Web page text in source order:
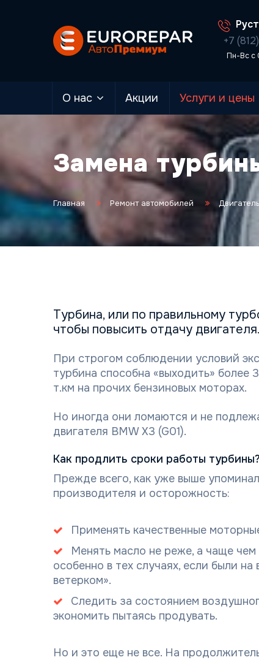
+7
Пн-Вс с
О нас Акции Услуги и цены
Замена
Главная Ремонт автомобилей Двигатель
Турбина, или по правильному
чтобы повысить отдачу
При строгом соблюдении условий
турбина способна «выходить» более
т.км на прочих бензиновых моторах.
Но иногда они ломаются и не
двигателя BMW X3 (G01).
Как продлить сроки работы турбины?
Прежде всего, как уже выше
производителя и осторожность:
Применять качественные
Менять масло не реже, а чаще чем
особенно в тех случаях, если были
ветерком».
Следить за состоянием
экономить пытаясь продувать.
Но и это еще не все. На